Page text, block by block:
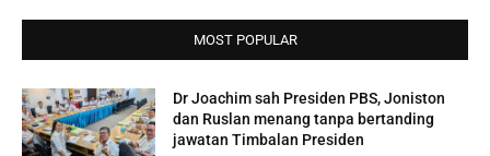
MOST POPULAR
Dr Joachim sah Presiden PBS, Joniston
dan Ruslan menang tanpa bertanding
jawatan Timbalan Presiden